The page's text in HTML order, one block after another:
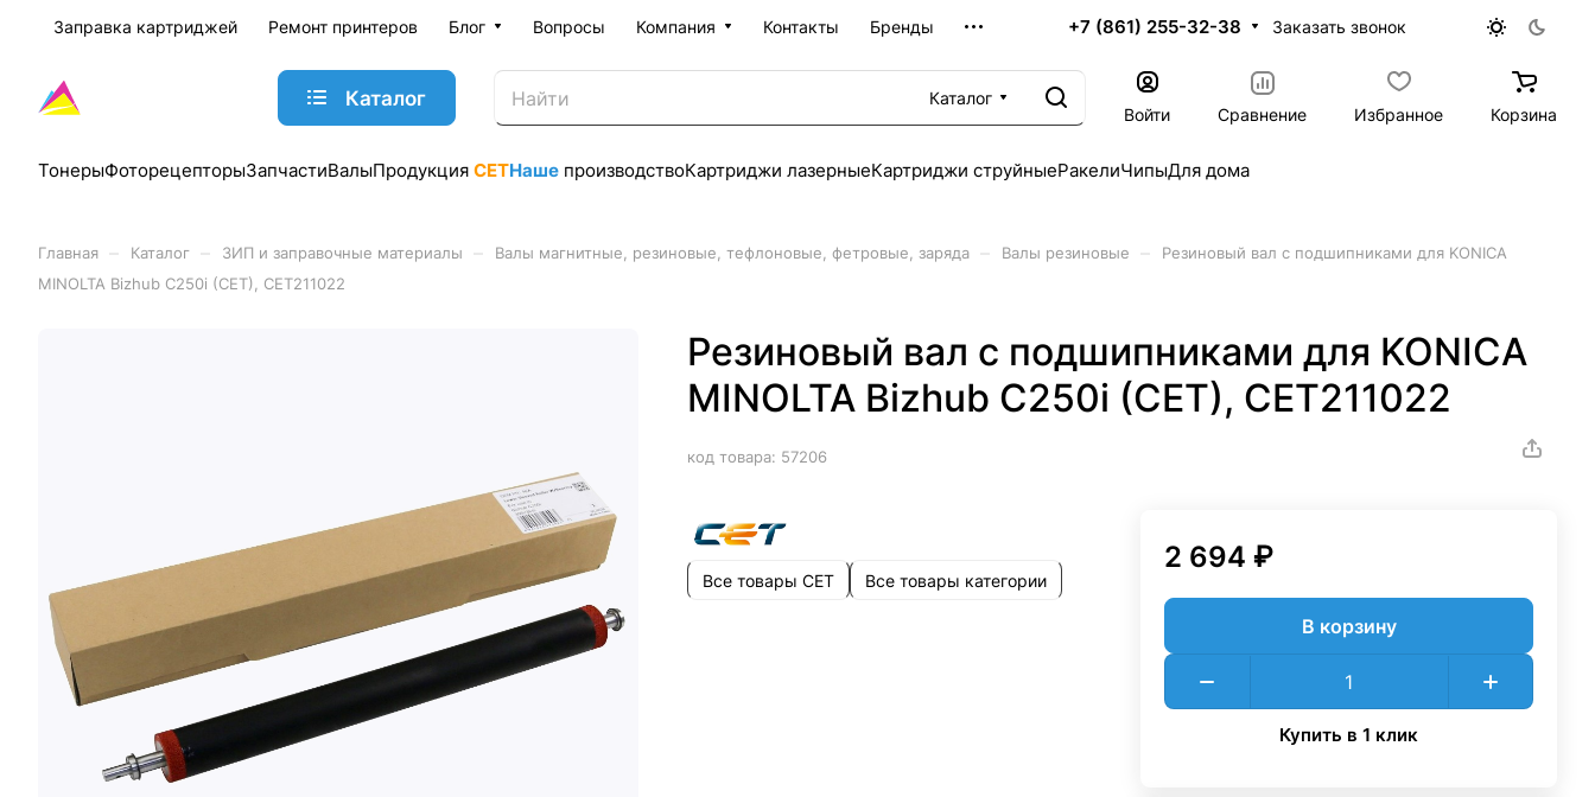
Заправка картриджей Ремонт принтеров Блог Вопросы Компания Контакты Бренды +7 (861) 255-32-38 Заказать звонок
Каталог
Каталог
Войти
Сравнение Избранное Корзина
ТонерыФоторецепторыЗапчастиВалыПродукция CETНаше производствоКартриджи лазерныеКартриджи струйныеРакелиЧипыДля дома
Главная Каталог ЗИП и заправочные материалы Валы магнитные, резиновые, тефлоновые, фетровые, заряда Валы резиновые
Резиновый вал с подшипниками для KONICA
MINOLTA Bizhub C250i (CET), CET211022
Резиновый вал с подшипниками для KONICA
MINOLTA Bizhub C250i (CET), CET211022
код товара: 57206
Все товары CET Все товары категории
2 694 ₽
В корзину
Купить в 1 клик